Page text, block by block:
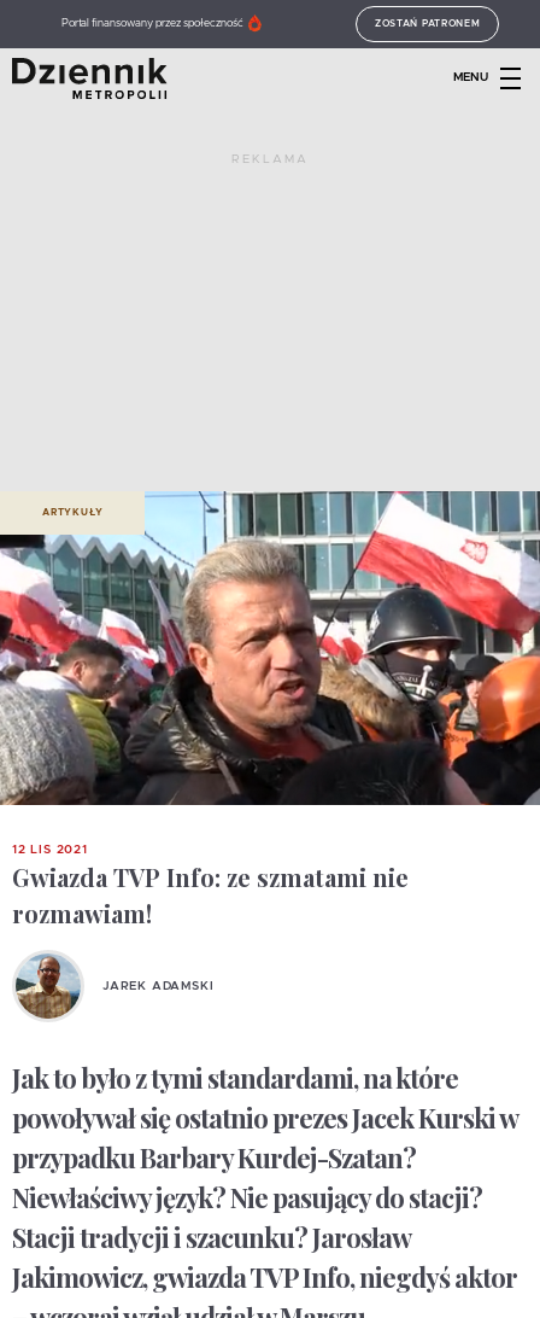
Portal finansowany przez społeczność ZOSTAŃ PATRONEM
MENU
REKLAMA
ARTYKUŁY
12 LIS 2021
Gwiazda TVP Info: ze szmatami nie
rozmawiam!
JAREK ADAMSKI
Jak to było z tymi standardami, na które
powoływał się ostatnio prezes Jacek Kurski w
przypadku Barbary Kurdej-Szatan?
Niewłaściwy język? Nie pasujący do stacji?
Stacji tradycji i szacunku? Jarosław
Jakimowicz, gwiazda TVP Info, niegdyś aktor